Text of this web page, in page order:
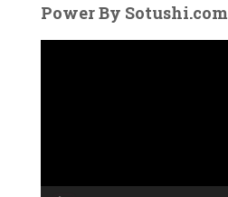
Power By Sotushi.com
V